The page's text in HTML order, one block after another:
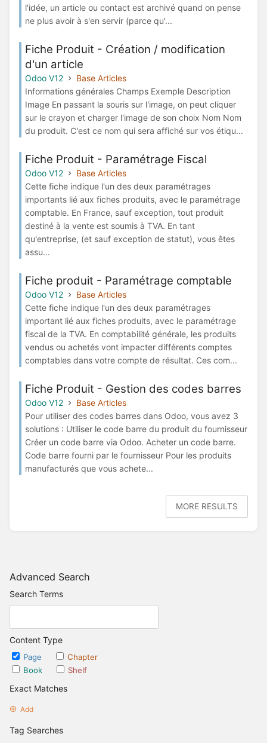
Advanced Search
Search Terms
Content Type
Page
Chapter
Book
Shelf
Exact Matches
Add
Tag Searches
l'idée, un article ou contact est archivé quand on pense
ne plus avoir à s'en servir (parce qu'...
Fiche Produit - Création / modification
d'un article
Odoo V12
Base Articles
Informations générales Champs Exemple Description
Image En passant la souris sur l'image, on peut cliquer
sur le crayon et charger l'image de son choix Nom Nom
du produit. C'est ce nom qui sera affiché sur vos étiqu...
Fiche Produit - Paramétrage Fiscal
Odoo V12
Base Articles
Cette fiche indique l'un des deux paramétrages
importants lié aux fiches produits, avec le paramétrage
comptable. En France, sauf exception, tout produit
destiné à la vente est soumis à TVA. En tant
qu'entreprise, (et sauf exception de statut), vous êtes
assu...
Fiche produit - Paramétrage comptable
Odoo V12
Base Articles
Cette fiche indique l'un des deux paramétrages
important lié aux fiches produits, avec le paramétrage
fiscal de la TVA. En comptabilité générale, les produits
vendus ou achetés vont impacter différents comptes
comptables dans votre compte de résultat. Ces com...
Fiche Produit - Gestion des codes barres
Odoo V12
Base Articles
Pour utiliser des codes barres dans Odoo, vous avez 3
solutions : Utiliser le code barre du produit du fournisseur
Créer un code barre via Odoo. Acheter un code barre.
Code barre fourni par le fournisseur Pour les produits
manufacturés que vous achete...
MORE RESULTS